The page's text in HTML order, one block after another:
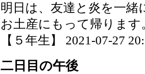
明日は、友達と炎を一
お土産にもって帰ります
【５年生】 2021-07-27
二日目の午後